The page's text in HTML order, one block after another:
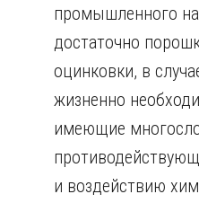
промышленного
достаточно
оцинковки, в
жизненно
имеющие
и воздействию